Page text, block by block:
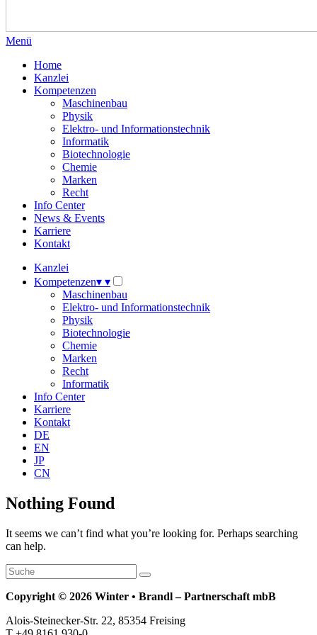
Menü
Home
Kanzlei
Kompetenzen
Maschinenbau
Physik
Elektro- und Informationstechnik
Informatik
Biotechnologie
Chemie
Marken
Recht
Info Center
News & Events
Karriere
Kontakt
Kanzlei
Kompetenzen▾ ▾
Maschinenbau
Elektro- und Informationstechnik
Physik
Biotechnologie
Chemie
Marken
Recht
Informatik
Info Center
Karriere
Kontakt
DE
EN
JP
CN
Nothing Found
It seems we can’t find what you’re looking for. Perhaps searching
can help.
Copyright © 2026 Winter • Brandl – Partnerschaft mbB
Alois-Steinecker-Str. 22, 85354 Freising